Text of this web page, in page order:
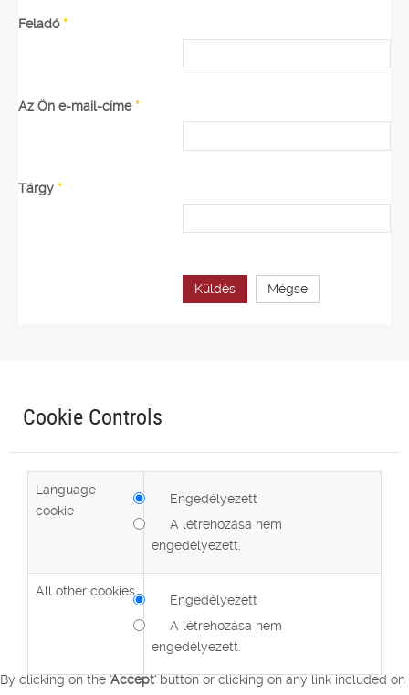
Feladó*
Az Ön e-mail-címe*
Tárgy *
Küldés Mégse
By clicking on the'Accept'button or clicking on any link included on
Cookie Controls
Language
cookie
Engedélyezett
A létrehozása nem
engedélyezett.
All other cookies
Engedélyezett
A létrehozása nem
engedélyezett.